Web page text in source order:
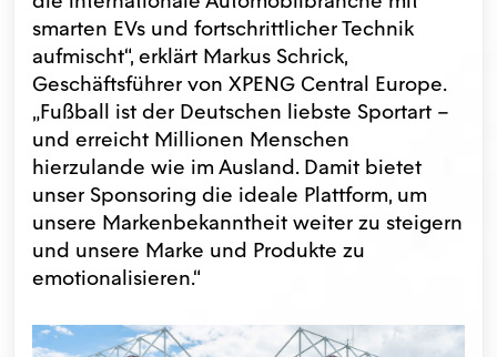
smarten EVs und fortschrittlicher Technik
aufmischt“, erklärt Markus Schrick,
Geschäftsführer von XPENG Central Europe.
„Fußball ist der Deutschen liebste Sportart –
und erreicht Millionen Menschen
hierzulande wie im Ausland. Damit bietet
unser Sponsoring die ideale Plattform, um
unsere Markenbekanntheit weiter zu steigern
und unsere Marke und Produkte zu
emotionalisieren.“